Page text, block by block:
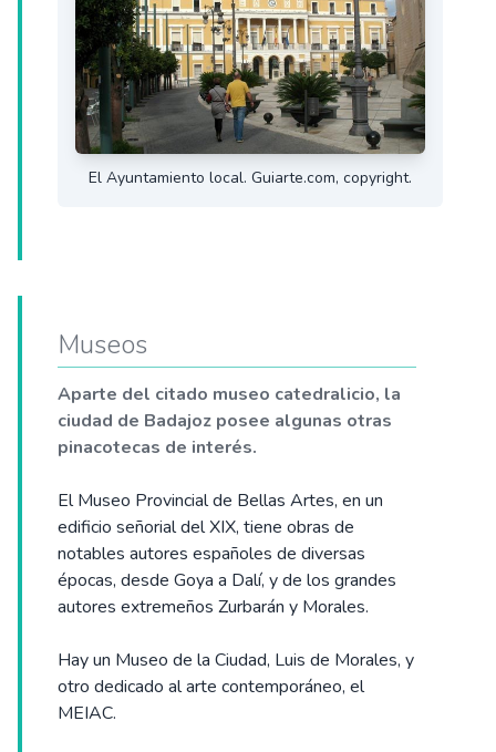
El Ayuntamiento local. Guiarte.com, copyright.
Museos
Aparte del citado museo catedralicio, la
ciudad de Badajoz posee algunas otras
pinacotecas de interés.
El Museo Provincial de Bellas Artes, en un
edificio señorial del XIX, tiene obras de
notables autores españoles de diversas
épocas, desde Goya a Dalí, y de los grandes
autores extremeños Zurbarán y Morales.
Hay un Museo de la Ciudad, Luis de Morales, y
otro dedicado al arte contemporáneo, el
MEIAC.